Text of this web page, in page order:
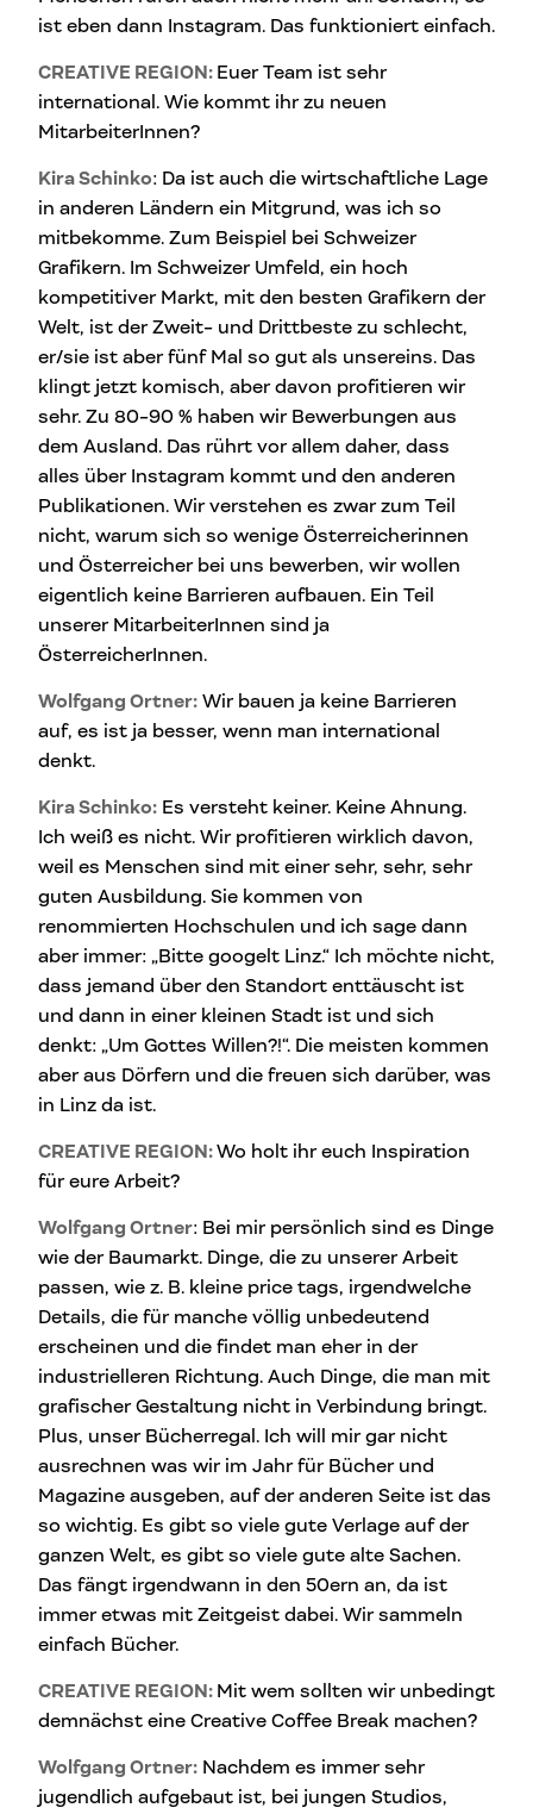
ist eben dann Instagram. Das funktioniert einfach.
CREATIVE REGION: Euer Team ist sehr
international. Wie kommt ihr zu neuen
MitarbeiterInnen?
Kira Schinko: Da ist auch die wirtschaftliche Lage
in anderen Ländern ein Mitgrund, was ich so
mitbekomme. Zum Beispiel bei Schweizer
Grafikern. Im Schweizer Umfeld, ein hoch
kompetitiver Markt, mit den besten Grafikern der
Welt, ist der Zweit- und Drittbeste zu schlecht,
er/sie ist aber fünf Mal so gut als unsereins. Das
klingt jetzt komisch, aber davon profitieren wir
sehr. Zu 80-90 % haben wir Bewerbungen aus
dem Ausland. Das rührt vor allem daher, dass
alles über Instagram kommt und den anderen
Publikationen. Wir verstehen es zwar zum Teil
nicht, warum sich so wenige Österreicherinnen
und Österreicher bei uns bewerben, wir wollen
eigentlich keine Barrieren aufbauen. Ein Teil
unserer MitarbeiterInnen sind ja
ÖsterreicherInnen.
Wolfgang Ortner: Wir bauen ja keine Barrieren
auf, es ist ja besser, wenn man international
denkt.
Kira Schinko: Es versteht keiner. Keine Ahnung.
Ich weiß es nicht. Wir profitieren wirklich davon,
weil es Menschen sind mit einer sehr, sehr, sehr
guten Ausbildung. Sie kommen von
renommierten Hochschulen und ich sage dann
aber immer: „Bitte googelt Linz.“ Ich möchte nicht,
dass jemand über den Standort enttäuscht ist
und dann in einer kleinen Stadt ist und sich
denkt: „Um Gottes Willen?!“. Die meisten kommen
aber aus Dörfern und die freuen sich darüber, was
in Linz da ist.
CREATIVE REGION:Wo holt ihr euch Inspiration
für eure Arbeit?
Wolfgang Ortner: Bei mir persönlich sind es Dinge
wie der Baumarkt. Dinge, die zu unserer Arbeit
passen, wie z. B. kleine price tags, irgendwelche
Details, die für manche völlig unbedeutend
erscheinen und die findet man eher in der
industrielleren Richtung. Auch Dinge, die man mit
grafischer Gestaltung nicht in Verbindung bringt.
Plus, unser Bücherregal. Ich will mir gar nicht
ausrechnen was wir im Jahr für Bücher und
Magazine ausgeben, auf der anderen Seite ist das
so wichtig. Es gibt so viele gute Verlage auf der
ganzen Welt, es gibt so viele gute alte Sachen.
Das fängt irgendwann in den 50ern an, da ist
immer etwas mit Zeitgeist dabei. Wir sammeln
einfach Bücher.
CREATIVE REGION: Mit wem sollten wir unbedingt
demnächst eine Creative Coffee Break machen?
Wolfgang Ortner: Nachdem es immer sehr
jugendlich aufgebaut ist, bei jungen Studios,